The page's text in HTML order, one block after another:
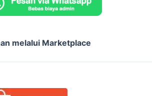
melalui Marketplace